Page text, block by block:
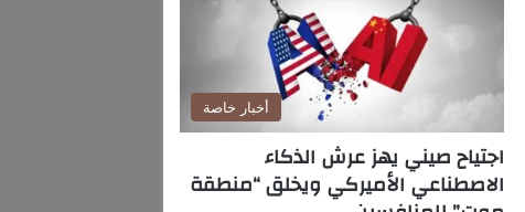
أخبار خاصة
اجتياح صيني يهز عرش الذكاء
الاصطناعي الأميركي ويخلق “منطقة